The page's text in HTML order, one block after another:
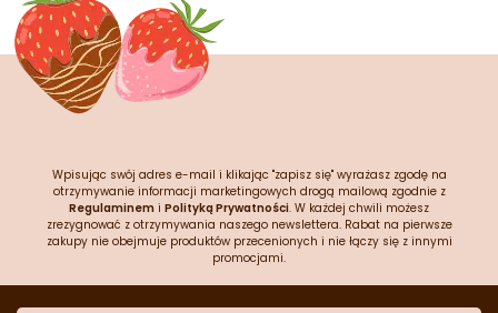
Wpisując swój adres e-mail i klikając "zapisz się" wyrażasz zgodę na
otrzymywanie informacji marketingowych drogą mailową zgodnie z
Regulaminem i Polityką Prywatności. W każdej chwili możesz
zrezygnować z otrzymywania naszego newslettera. Rabat na pierwsze
zakupy nie obejmuje produktów przecenionych i nie łączy się z innymi
promocjami.